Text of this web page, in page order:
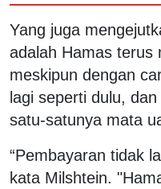
Yang juga
adalah Hamas terus
meskipun dengan
lagi seperti dulu,
satu-satunya mata
“Pembayaran tidak
kata Milshtein.